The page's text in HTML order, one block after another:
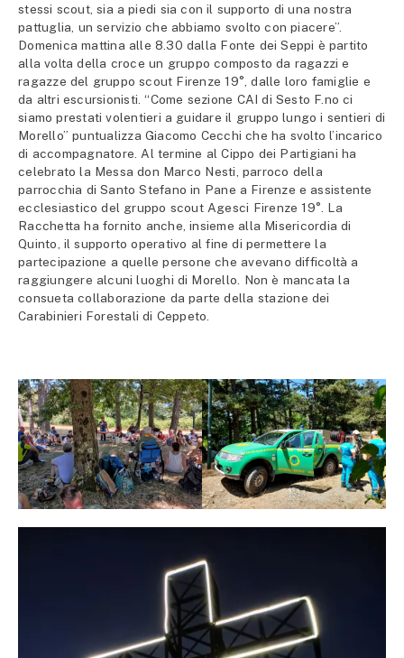
stessi scout, sia a piedi sia con il supporto di una nostra
pattuglia, un servizio che abbiamo svolto con piacere”.
Domenica mattina alle 8.30 dalla Fonte dei Seppi è partito
alla volta della croce un gruppo composto da ragazzi e
ragazze del gruppo scout Firenze 19°, dalle loro famiglie e
da altri escursionisti. “Come sezione CAI di Sesto F.no ci
siamo prestati volentieri a guidare il gruppo lungo i sentieri di
Morello” puntualizza Giacomo Cecchi che ha svolto l’incarico
di accompagnatore. Al termine al Cippo dei Partigiani ha
celebrato la Messa don Marco Nesti, parroco della
parrocchia di Santo Stefano in Pane a Firenze e assistente
ecclesiastico del gruppo scout Agesci Firenze 19°. La
Racchetta ha fornito anche, insieme alla Misericordia di
Quinto, il supporto operativo al fine di permettere la
partecipazione a quelle persone che avevano difficoltà a
raggiungere alcuni luoghi di Morello. Non è mancata la
consueta collaborazione da parte della stazione dei
Carabinieri Forestali di Ceppeto.